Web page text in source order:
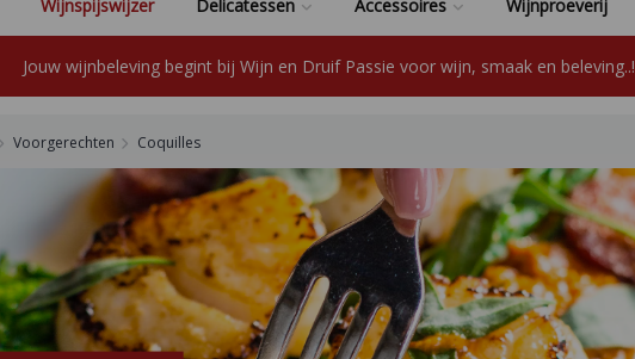
Wijnspijswijzer Delicatessen Accessoires Wijnproeverij
Jouw wijnbeleving begint bij Wijn en Druif Passie voor wijn, smaak en beleving..!
Voorgerechten Coquilles